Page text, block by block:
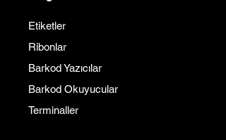
Etiketler
Ribonlar
Barkod Yazıcılar
Barkod Okuyucular
Terminaller